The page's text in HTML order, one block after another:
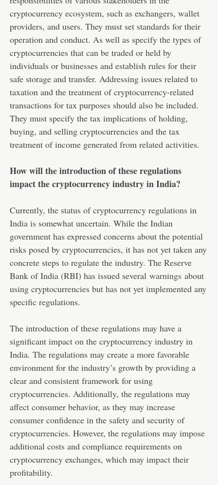
cryptocurrency ecosystem, such as exchangers, wallet
providers, and users. They must set standards for their
operation and conduct. As well as specify the types of
cryptocurrencies that can be traded or held by
individuals or businesses and establish rules for their
safe storage and transfer. Addressing issues related to
taxation and the treatment of cryptocurrency-related
transactions for tax purposes should also be included.
They must specify the tax implications of holding,
buying, and selling cryptocurrencies and the tax
treatment of income generated from related activities.
How will the introduction of these regulations
impact the cryptocurrency industry in India?
Currently, the status of cryptocurrency regulations in
India is somewhat uncertain. While the Indian
government has expressed concerns about the potential
risks posed by cryptocurrencies, it has not yet taken any
concrete steps to regulate the industry. The Reserve
Bank of India (RBI) has issued several warnings about
using cryptocurrencies but has not yet implemented any
specific regulations.
The introduction of these regulations may have a
significant impact on the cryptocurrency industry in
India. The regulations may create a more favorable
environment for the industry’s growth by providing a
clear and consistent framework for using
cryptocurrencies. Additionally, the regulations may
affect consumer behavior, as they may increase
consumer confidence in the safety and security of
cryptocurrencies. However, the regulations may impose
additional costs and compliance requirements on
cryptocurrency exchanges, which may impact their
profitability.